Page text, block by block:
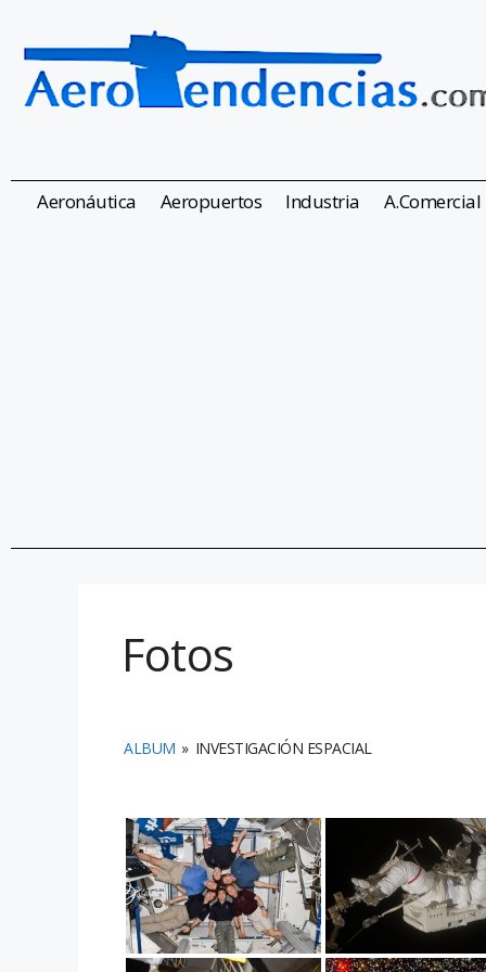
Aeronáutica Aeropuertos Industria A.Comercial
Fotos
ALBUM » INVESTIGACIÓN ESPACIAL